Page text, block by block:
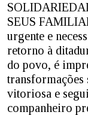
SEUS
urgente e
retorno à
do povo, é
transformações
vitoriosa e
companheiro